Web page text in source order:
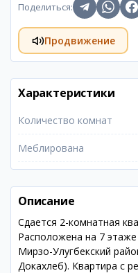
Поделиться:
Продвижение
Характеристики
Количество комнат
Меблирована
Описание
Сдается 2-комнатная
Расположена на 7
Мирзо-Улугбекский
Докахлеб). Квартира с